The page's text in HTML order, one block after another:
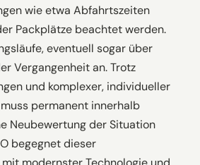
wie etwa Abfahrtszeiten
Packplätze beachtet werden.
eventuell sogar über
Vergangenheit an. Trotz
und komplexer, individueller
permanent innerhalb
Neubewertung der Situation
begegnet dieser